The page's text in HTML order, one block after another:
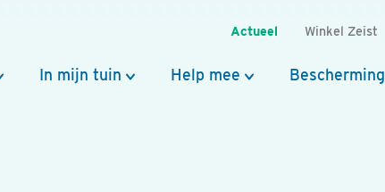
Actueel Winkel Zeist
In mijn tuin Help mee Bescherming